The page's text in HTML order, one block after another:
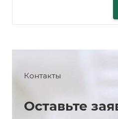
Контакты
Оставьте